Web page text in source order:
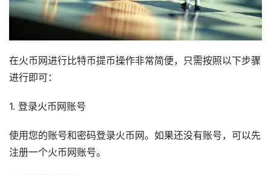
在火币网进行比特币提币操作非常简便，只需按照以下步骤
进行即可：
1. 登录火币网账号
使用您的账号和密码登录火币网。如果还没有账号，可以先
注册一个火币网账号。